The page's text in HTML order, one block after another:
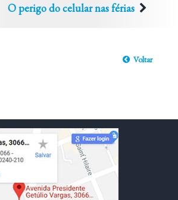
O perigo do celular nas férias
Voltar